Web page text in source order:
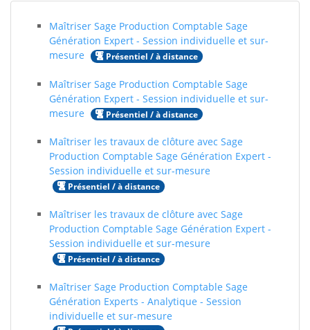
Maîtriser Sage Production Comptable Sage
Génération Expert - Session individuelle et sur-
mesure
Présentiel / à distance
Maîtriser Sage Production Comptable Sage
Génération Expert - Session individuelle et sur-
mesure
Présentiel / à distance
Maîtriser les travaux de clôture avec Sage
Production Comptable Sage Génération Expert -
Session individuelle et sur-mesure
Présentiel / à distance
Maîtriser les travaux de clôture avec Sage
Production Comptable Sage Génération Expert -
Session individuelle et sur-mesure
Présentiel / à distance
Maîtriser Sage Production Comptable Sage
Génération Experts - Analytique - Session
individuelle et sur-mesure